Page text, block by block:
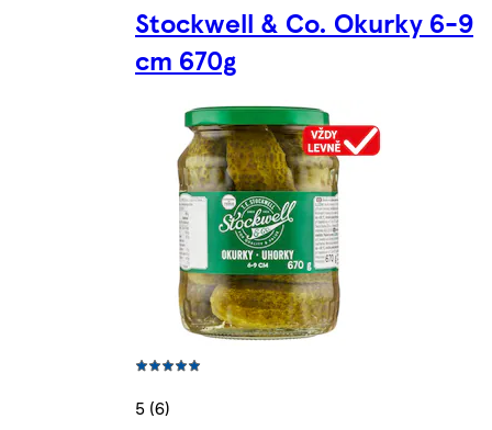
Stockwell & Co. Okurky 6-9
cm 670g
5 (6)